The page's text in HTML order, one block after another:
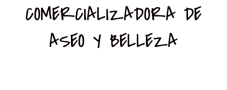
COMERCIALIZADORA DE
ASEO Y BELLEZA